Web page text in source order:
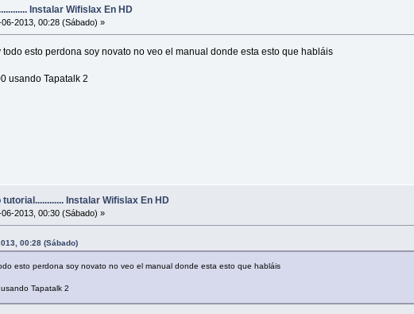
Instalar Wifislax En HD
06-2013, 00:28 (Sábado) »
esto perdona soy novato no veo el manual donde esta esto que habláis
usando Tapatalk 2
Instalar Wifislax En HD
06-2013, 00:30 (Sábado) »
00:28 (Sábado)
esto perdona soy novato no veo el manual donde esta esto que habláis
Tapatalk 2